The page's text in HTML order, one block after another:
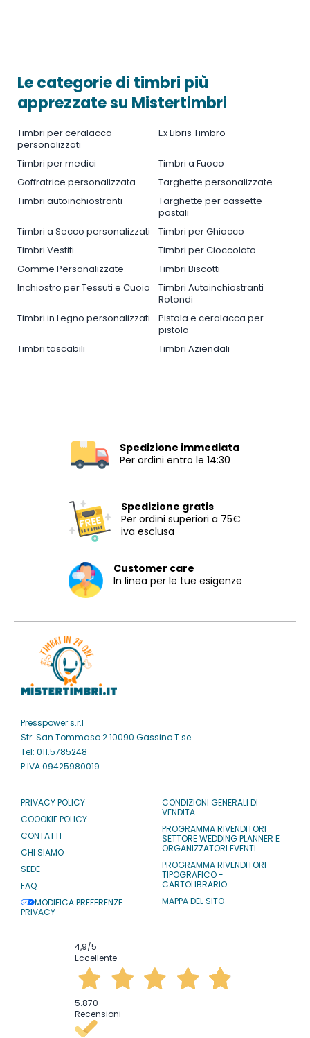
Le categorie di timbri più
apprezzate su Mistertimbri
Timbri per ceralacca
personalizzati
Ex Libris Timbro
Timbri per medici
Timbri a Fuoco
Goffratrice personalizzata
Targhette personalizzate
Timbri autoinchiostranti
Targhette per cassette
postali
Timbri a Secco personalizzati
Timbri per Ghiacco
Timbri Vestiti
Timbri per Cioccolato
Gomme Personalizzate
Timbri Biscotti
Inchiostro per Tessuti e Cuoio
Timbri Autoinchiostranti
Rotondi
Timbri in Legno personalizzati
Pistola e ceralacca per
pistola
Timbri tascabili
Timbri Aziendali
Spedizione immediata
Per ordini entro le 14:30
Spedizione gratis
Per ordini superiori a 75€
iva esclusa
Customer care
In linea per le tue esigenze
Presspower s.r.l
Str. San Tommaso 2 10090 Gassino T.se
Tel: 011.5785248
P.IVA 09425980019
PRIVACY POLICY
COOOKIE POLICY
CONTATTI
CHI SIAMO
SEDE
FAQ
MODIFICA PREFERENZE
PRIVACY
CONDIZIONI GENERALI DI
VENDITA
PROGRAMMA RIVENDITORI
SETTORE WEDDING PLANNER E
ORGANIZZATORI EVENTI
PROGRAMMA RIVENDITORI
TIPOGRAFICO -
CARTOLIBRARIO
MAPPA DEL SITO
4,9/5
Eccellente
5.870
Recensioni